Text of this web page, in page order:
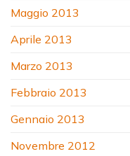
Maggio 2013
Aprile 2013
Marzo 2013
Febbraio 2013
Gennaio 2013
Novembre 2012